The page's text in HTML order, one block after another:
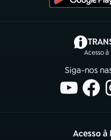
Acesso
Siga-nos
Acesso